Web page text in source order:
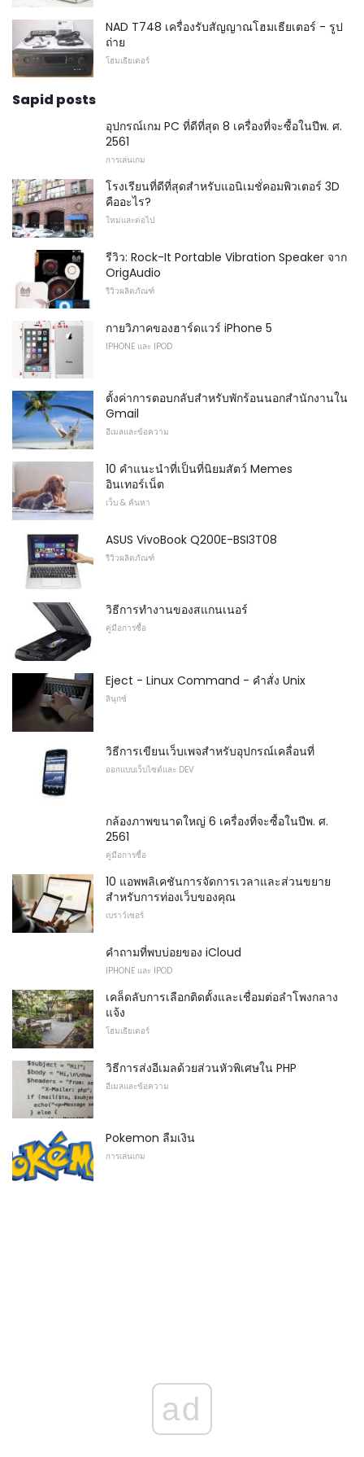
NAD T748 เครื่องรับสัญญาณโฮมเธียเตอร์ - รูป
ถ่าย
โฮมเธียเตอร์
Sapid posts
อุปกรณ์เกม PC ที่ดีที่สุด 8 เครื่องที่จะซื้อในปีพ. ศ.
2561
การเล่นเกม
โรงเรียนที่ดีที่สุดสำหรับแอนิเมชั่คอมพิวเตอร์ 3D
คืออะไร?
ใหม่และต่อไป
รีวิว: Rock-It Portable Vibration Speaker จาก
OrigAudio
รีวิวผลิตภัณฑ์
กายวิภาคของฮาร์ดแวร์ iPhone 5
IPHONE และ IPOD
ตั้งค่าการตอบกลับสำหรับพักร้อนนอกสำนักงานใน
Gmail
อีเมลและข้อความ
10 คำแนะนำที่เป็นที่นิยมสัตว์ Memes
อินเทอร์เน็ต
เว็บ & ค้นหา
ASUS VivoBook Q200E-BSI3T08
รีวิวผลิตภัณฑ์
วิธีการทำงานของสแกนเนอร์
คู่มือการซื้อ
Eject - Linux Command - คำสั่ง Unix
ลินุกซ์
วิธีการเขียนเว็บเพจสำหรับอุปกรณ์เคลื่อนที่
ออกแบบเว็บไซต์และ DEV
กล้องภาพขนาดใหญ่ 6 เครื่องที่จะซื้อในปีพ. ศ.
2561
คู่มือการซื้อ
10 แอพพลิเคชันการจัดการเวลาและส่วนขยาย
สำหรับการท่องเว็บของคุณ
เบราว์เซอร์
คำถามที่พบบ่อยของ iCloud
IPHONE และ IPOD
เคล็ดลับการเลือกติดตั้งและเชื่อมต่อลำโพงกลาง
แจ้ง
โฮมเธียเตอร์
วิธีการส่งอีเมลด้วยส่วนหัวพิเศษใน PHP
อีเมลและข้อความ
Pokemon ลืมเงิน
การเล่นเกม
ad